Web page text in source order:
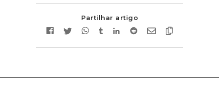
Partilhar artigo